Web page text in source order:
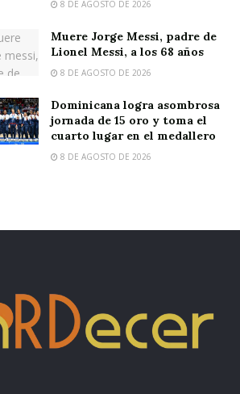
8 DE AGOSTO DE 2026
Muere Jorge Messi, padre de
Lionel Messi, a los 68 años
8 DE AGOSTO DE 2026
Dominicana logra asombrosa
jornada de 15 oro y toma el
cuarto lugar en el medallero
8 DE AGOSTO DE 2026